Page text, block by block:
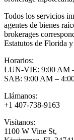
Todos los servicios
agentes de bienes
brokerages
Estatutos de Florida
Horarios:
LUN-VIE: 9:00 AM
SAB: 9:00 AM –
Llámanos:
+1 407-738-9163
Visítanos:
1100 W Vine St,